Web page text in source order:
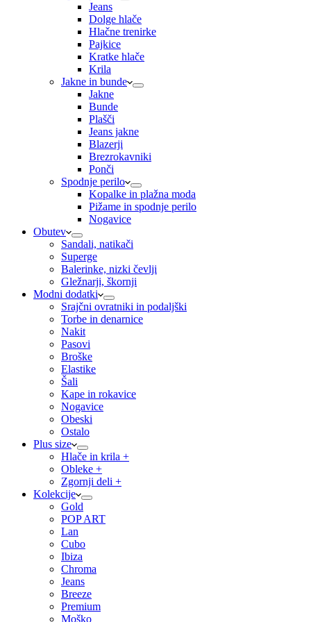
Jeans
Dolge hlače
Hlačne trenirke
Pajkice
Kratke hlače
Krila
Jakne in bunde
Jakne
Bunde
Plašči
Jeans jakne
Blazerji
Brezrokavniki
Ponči
Spodnje perilo
Kopalke in plažna moda
Pižame in spodnje perilo
Nogavice
Obutev
Sandali, natikači
Superge
Balerinke, nizki čevlji
Gležnarji, škornji
Modni dodatki
Srajčni ovratniki in podaljški
Torbe in denarnice
Nakit
Pasovi
Broške
Elastike
Šali
Kape in rokavice
Nogavice
Obeski
Ostalo
Plus size
Hlače in krila +
Obleke +
Zgornji deli +
Kolekcije
Gold
POP ART
Lan
Cubo
Ibiza
Chroma
Jeans
Breeze
Premium
Moško